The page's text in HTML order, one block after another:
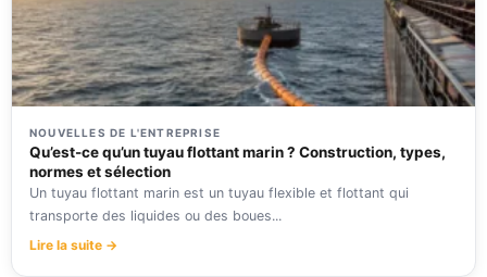
NOUVELLES DE L'ENTREPRISE
Qu’est-ce qu’un tuyau flottant marin ? Construction, types,
normes et sélection
Un tuyau flottant marin est un tuyau flexible et flottant qui
transporte des liquides ou des boues...
Lire la suite →